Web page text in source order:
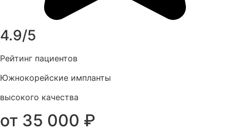
4.9/5
Рейтинг пациентов
Южнокорейские импланты
высокого качества
от 35 000 ₽